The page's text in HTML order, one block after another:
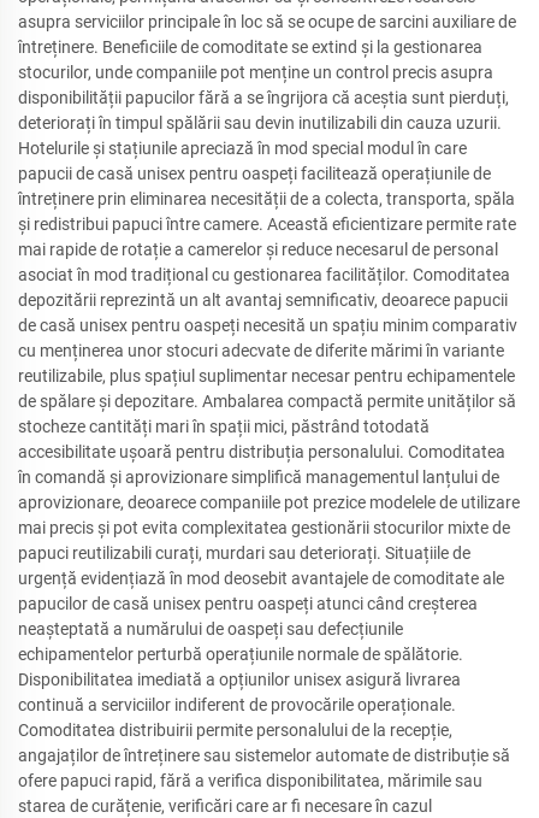
asupra serviciilor principale în loc să se ocupe de sarcini auxiliare de
întreținere. Beneficiile de comoditate se extind și la gestionarea
stocurilor, unde companiile pot menține un control precis asupra
disponibilității papucilor fără a se îngrijora că aceștia sunt pierduți,
deteriorați în timpul spălării sau devin inutilizabili din cauza uzurii.
Hotelurile și stațiunile apreciază în mod special modul în care
papucii de casă unisex pentru oaspeți facilitează operațiunile de
întreținere prin eliminarea necesității de a colecta, transporta, spăla
și redistribui papuci între camere. Această eficientizare permite rate
mai rapide de rotație a camerelor și reduce necesarul de personal
asociat în mod tradițional cu gestionarea facilităților. Comoditatea
depozitării reprezintă un alt avantaj semnificativ, deoarece papucii
de casă unisex pentru oaspeți necesită un spațiu minim comparativ
cu menținerea unor stocuri adecvate de diferite mărimi în variante
reutilizabile, plus spațiul suplimentar necesar pentru echipamentele
de spălare și depozitare. Ambalarea compactă permite unităților să
stocheze cantități mari în spații mici, păstrând totodată
accesibilitate ușoară pentru distribuția personalului. Comoditatea
în comandă și aprovizionare simplifică managementul lanțului de
aprovizionare, deoarece companiile pot prezice modelele de utilizare
mai precis și pot evita complexitatea gestionării stocurilor mixte de
papuci reutilizabili curați, murdari sau deteriorați. Situațiile de
urgență evidențiază în mod deosebit avantajele de comoditate ale
papucilor de casă unisex pentru oaspeți atunci când creșterea
neașteptată a numărului de oaspeți sau defecțiunile
echipamentelor perturbă operațiunile normale de spălătorie.
Disponibilitatea imediată a opțiunilor unisex asigură livrarea
continuă a serviciilor indiferent de provocările operaționale.
Comoditatea distribuirii permite personalului de la recepție,
angajaților de întreținere sau sistemelor automate de distribuție să
ofere papuci rapid, fără a verifica disponibilitatea, mărimile sau
starea de curățenie, verificări care ar fi necesare în cazul